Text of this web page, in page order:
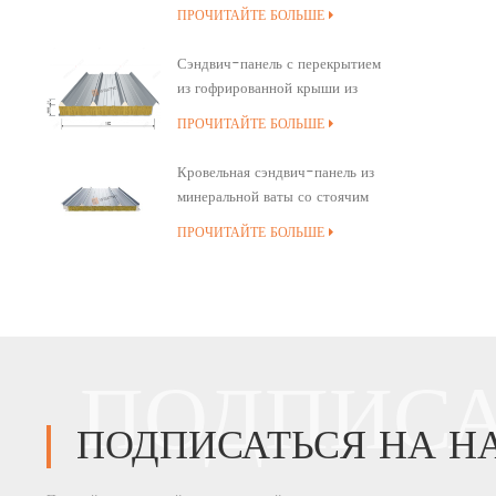
минеральной ваты
ПРОЧИТАЙТЕ БОЛЬШЕ
Сэндвич-панель с перекрытием
из гофрированной крыши из
минеральной ваты
ПРОЧИТАЙТЕ БОЛЬШЕ
Кровельная сэндвич-панель из
минеральной ваты со стоячим
швом и полиуретановым
ПРОЧИТАЙТЕ БОЛЬШЕ
ПОДПИСАТЬСЯ НА